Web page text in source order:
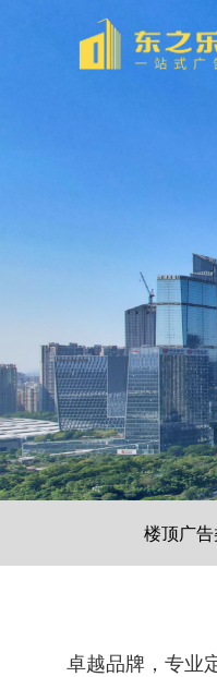
楼顶广
卓越品牌，专业